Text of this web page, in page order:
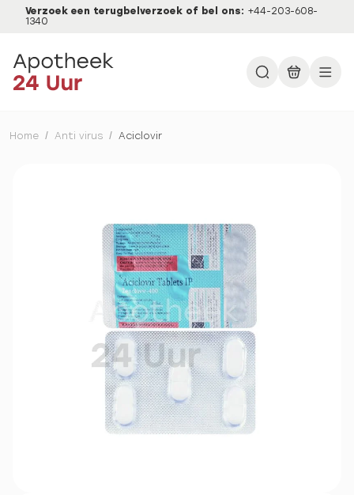
Verzoek een terugbelverzoek of bel ons: +44-203-608-
1340
Home / Anti virus / Aciclovir